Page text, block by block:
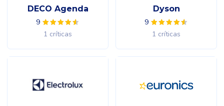
DECO Agenda
9
1 críticas
Dyson
9
1 críticas